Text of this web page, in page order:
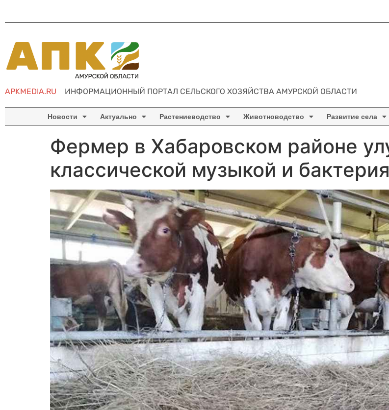
APKMEDIA.RU ИНФОРМАЦИОННЫЙ ПОРТАЛ СЕЛЬСКОГО ХОЗЯЙСТВА АМУРСКОЙ ОБЛАСТИ
Новости Актуально Растениеводство Животноводство Развитие села
Фермер в Хабаровском районе
классической музыкой и